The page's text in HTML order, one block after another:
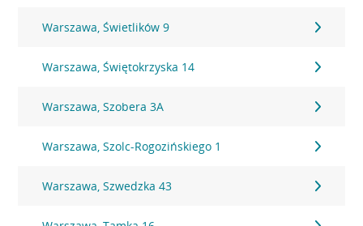
Warszawa, Świetlików 9
Warszawa, Świętokrzyska 14
Warszawa, Szobera 3A
Warszawa, Szolc-Rogozińskiego 1
Warszawa, Szwedzka 43